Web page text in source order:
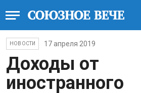
НОВОСТИ 17 апреля 2019
Доходы от
иностранного